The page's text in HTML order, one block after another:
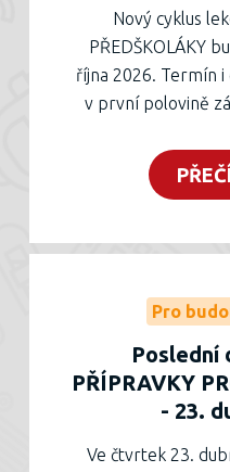
Nový cyklus
PŘEDŠKOLÁKY
října 2026. Termín
v první polovině
zveřejněno
Pro
Poslední
PŘÍPRAVKY
- 23.
Ve čtvrtek 23.